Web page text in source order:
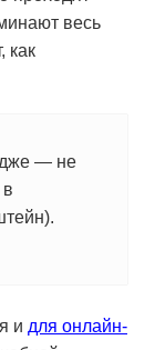
весь
как
— не
и для онлайн-